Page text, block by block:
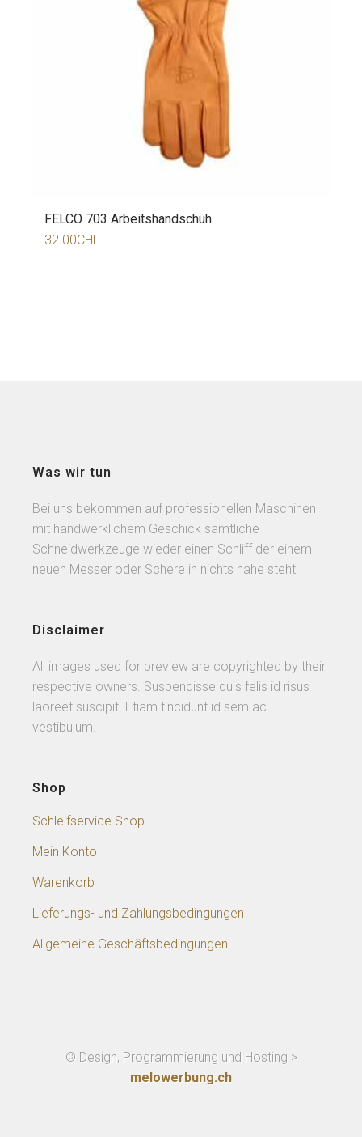
FELCO 703 Arbeitshandschuh
32.00CHF
Was wir tun
Bei uns bekommen auf professionellen Maschinen
mit handwerklichem Geschick sämtliche
Schneidwerkzeuge wieder einen Schliff der einem
neuen Messer oder Schere in nichts nahe steht
Disclaimer
All images used for preview are copyrighted by their
respective owners. Suspendisse quis felis id risus
laoreet suscipit. Etiam tincidunt id sem ac
vestibulum.
Shop
Schleifservice Shop
Mein Konto
Warenkorb
Lieferungs- und Zahlungsbedingungen
Allgemeine Geschäftsbedingungen
© Design, Programmierung und Hosting >
melowerbung.ch